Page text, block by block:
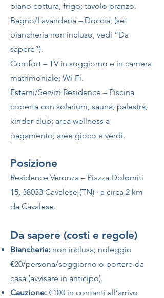
piano cottura, frigo; tavolo pranzo.
Bagno/Lavanderia – Doccia; (set
biancheria non incluso, vedi “Da
sapere”).
Comfort – TV in soggiorno e in camera
matrimoniale; Wi-Fi.
Esterni/Servizi Residence – Piscina
coperta con solarium, sauna, palestra,
kinder club; area wellness a
pagamento; aree gioco e verdi.
Posizione
Residence Veronza – Piazza Dolomiti
15, 38033 Cavalese (TN) · a circa 2 km
da Cavalese.
Da sapere (costi e regole)
Biancheria: non inclusa; noleggio
€20/persona/soggiorno o portare da
casa (avvisare in anticipo).
Cauzione: €100 in contanti all’arrivo